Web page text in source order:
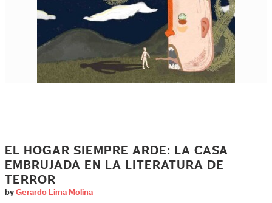
EL HOGAR SIEMPRE ARDE: LA CASA
EMBRUJADA EN LA LITERATURA DE
TERROR
by Gerardo Lima Molina